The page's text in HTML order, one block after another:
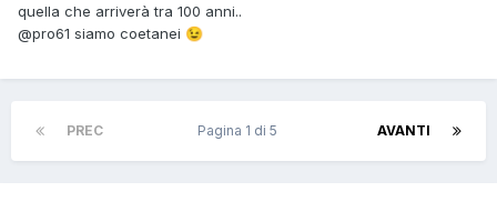
quella che arriverà tra 100 anni..
@pro61 siamo coetanei 😉
PREC AVANTI
Pagina 1 di 5